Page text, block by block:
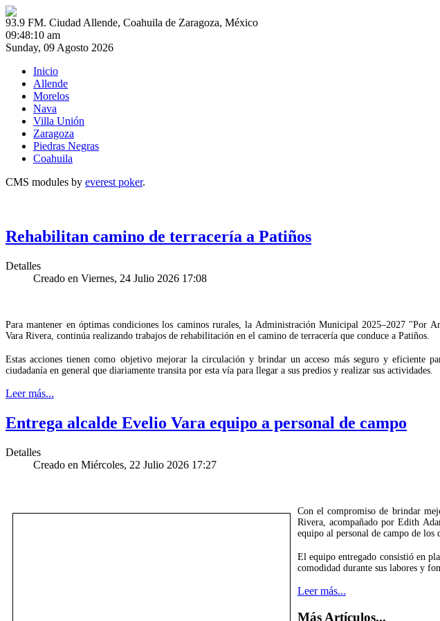
93.9 FM. Ciudad Allende, Coahuila de Zaragoza, México
09:48:10 am
Sunday, 09 Agosto 2026
Inicio
Allende
Morelos
Nava
Villa Unión
Zaragoza
Piedras Negras
Coahuila
CMS modules by everest poker.
Rehabilitan camino de terracería a Patiños
Detalles
Creado en Viernes, 24 Julio 2026 17:08
Para mantener en óptimas condiciones los caminos rurales, la Administración Municipal 2025–2027 "Por
Vara Rivera, continúa realizando trabajos de rehabilitación en el camino de terracería que conduce a Patiños.
Estas acciones tienen como objetivo mejorar la circulación y brindar un acceso más seguro y eficiente
ciudadanía en general que diariamente transita por esta vía para llegar a sus predios y realizar sus actividades.
Leer más...
Entrega alcalde Evelio Vara equipo a personal de campo
Detalles
Creado en Miércoles, 22 Julio 2026 17:27
Con el compromiso de brindar
Rivera, acompañado por Edith
equipo al personal de campo de
El equipo entregado consistió en
comodidad durante sus labores y
Leer más...
Más Artículos...